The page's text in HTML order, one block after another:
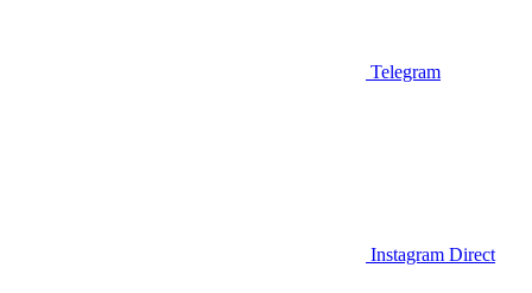
Telegram
Instagram Direct